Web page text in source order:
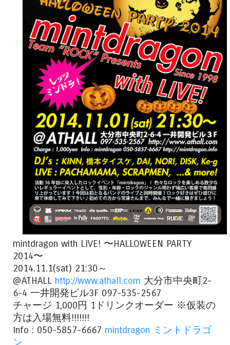
mintdragon with LIVE! 〜HALLOWEEN PARTY
2014〜
2014.11.1(sat) 21:30～
@ATHALL http://www.athall.com 大分市中央町2-
6-4 一井開発ビル3F 097-535-2567
チャージ 1,000円 1ドリンクオーダー ※仮装の
方は入場無料!!!!!!!
Info : 050-5857-6667 mintdragon ミントドラゴ
ン